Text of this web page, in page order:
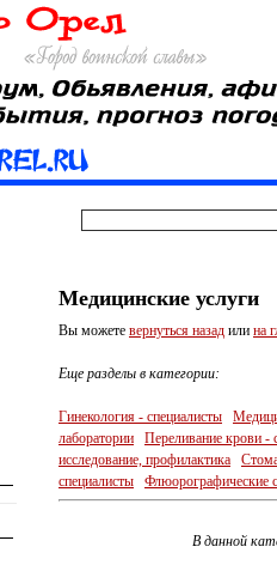
Медицинские услуги
Вы можете вернуться назад или на
Еще разделы в категории:
Гинекология - специалисты
лаборатории
Переливание крови -
исследование, профилактика
специалисты
Флюорографические
В данной